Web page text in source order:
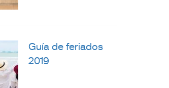
Guía de feriados
2019